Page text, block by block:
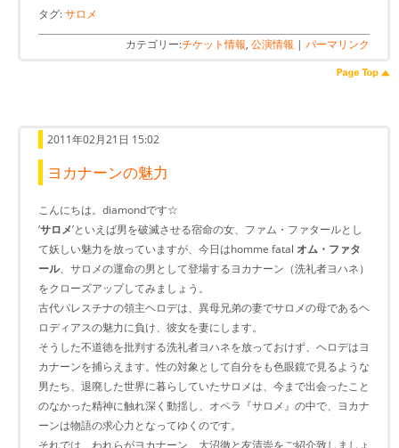
タグ:サロメ
カテゴリー:チケット情報, 公演情報 | パーマリンク
2011年02月21日 15:02
ヨカナーンの魅力
こんにちは。diamondです☆
‘サロメ’といえば男を破滅させる宿命の女、ファム・ファタールとし
て妖しい魅力を放っていますが、今日はhomme fatal オム・ファタ
ール、サロメの運命の男として登場するヨカナーン（洗礼者ヨハネ）
をクローズアップしてみましょう。
古代パレスチナの領主ヘロデは、異母兄弟の妻でサロメの母であるヘ
ロディアスの魅力に負け、彼女を妻にします。
そうした不道徳を批判する洗礼者ヨハネを放っておけず、ヘロデはヨ
カナーンを捕らえます。性の対象として自分をも色眼鏡で見るような
男たち、退廃した世界に暮らしていたサロメは、今まで出会ったこと
のなかった精神に触れ深く動揺し、オペラ『サロメ』の中で、ヨカナ
ーンは物語の求心力となってゆくのです。
それでは、われらがヨカナーン、大沼徹と友清崇をご紹介致しましょ